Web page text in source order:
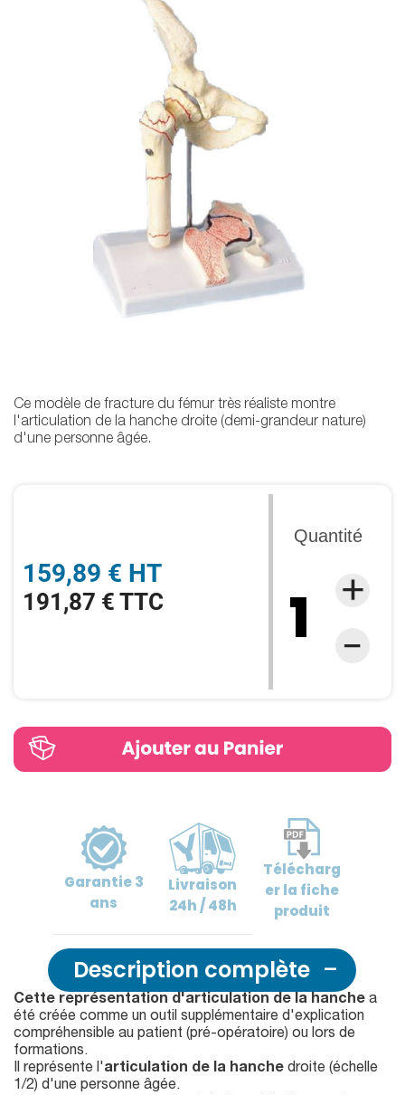
159,89 € HT
191,87 € TTC
Quantité
Ce modèle de fracture du fémur très réaliste montre
l'articulation de la hanche droite (demi-grandeur nature)
d'une personne âgée.
Garantie3
ans
Livraison
24h / 48h
Télécharg
erla fiche
produit
Description complète
Cette représentation d'articulation de la hanche a
été créée comme un outil supplémentaire d'explication
compréhensible au patient (pré-opératoire) ou lors de
formations.
Il représente l'articulation de la hanche droite (échelle
1/2) d'une personne âgée.